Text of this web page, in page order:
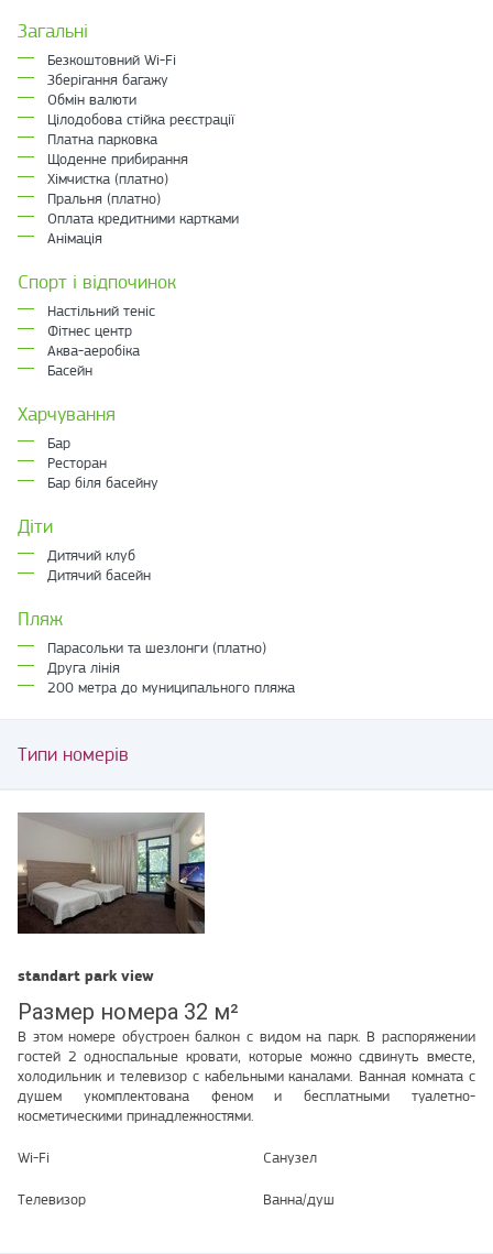
Загальні
Безкоштовний Wi-Fi
Зберігання багажу
Обмін валюти
Цілодобова стійка реєстрації
Платна парковка
Щоденне прибирання
Хімчистка (платно)
Пральня (платно)
Оплата кредитними картками
Анімація
Спорт і відпочинок
Настільний теніс
Фітнес центр
Аква-аеробіка
Басейн
Харчування
Бар
Ресторан
Бар біля басейну
Діти
Дитячий клуб
Дитячий басейн
Пляж
Парасольки та шезлонги (платно)
Друга лінія
200 метра до муниципального пляжа
Типи номерів
standart park view
Размер номера 32 м²
В этом номере обустроен балкон с видом на парк. В распоряжении
гостей 2 односпальные кровати, которые можно сдвинуть вместе,
холодильник и телевизор с кабельными каналами. Ванная комната с
душем укомплектована феном и бесплатными туалетно-
косметическими принадлежностями.
Wi-Fi Санузел
Телевизор Ванна/душ